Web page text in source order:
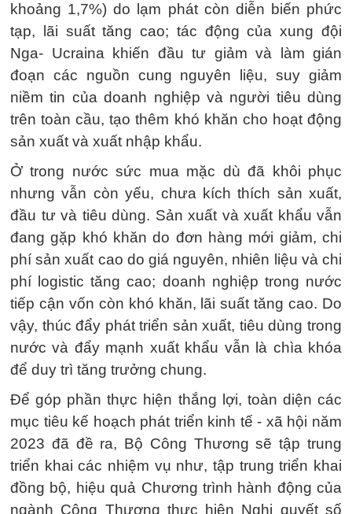
khoảng 1,7%) do lạm phát còn diễn biến phức
tạp, lãi suất tăng cao; tác động của xung đội
Nga- Ucraina khiến đầu tư giảm và làm gián
đoạn các nguồn cung nguyên liệu, suy giảm
niềm tin của doanh nghiệp và người tiêu dùng
trên toàn cầu, tạo thêm khó khăn cho hoạt động
sản xuất và xuất nhập khẩu.
Ở trong nước sức mua mặc dù đã khôi phục
nhưng vẫn còn yếu, chưa kích thích sản xuất,
đầu tư và tiêu dùng. Sản xuất và xuất khẩu vẫn
đang gặp khó khăn do đơn hàng mới giảm, chi
phí sản xuất cao do giá nguyên, nhiên liệu và chi
phí logistic tăng cao; doanh nghiệp trong nước
tiếp cận vốn còn khó khăn, lãi suất tăng cao. Do
vậy, thúc đẩy phát triển sản xuất, tiêu dùng trong
nước và đẩy mạnh xuất khẩu vẫn là chìa khóa
để duy trì tăng trưởng chung.
Để góp phần thực hiện thắng lợi, toàn diện các
mục tiêu kế hoạch phát triển kinh tế - xã hội năm
2023 đã đề ra, Bộ Công Thương sẽ tập trung
triển khai các nhiệm vụ như, tập trung triển khai
đồng bộ, hiệu quả Chương trình hành động của
ngành Công Thương thực hiện Nghị quyết số